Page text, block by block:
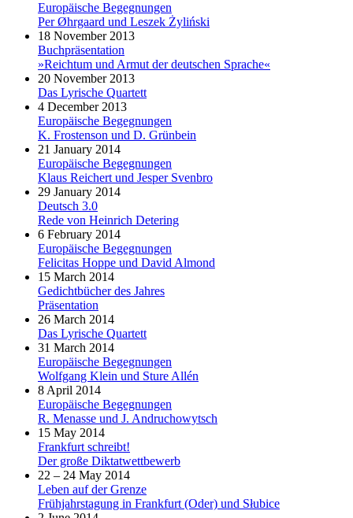
Europäische Begegnungen
Per Øhrgaard und Leszek Żyliński
18 November 2013
Buchpräsentation
»Reichtum und Armut der deutschen Sprache«
20 November 2013
Das Lyrische Quartett
4 December 2013
Europäische Begegnungen
K. Frostenson und D. Grünbein
21 January 2014
Europäische Begegnungen
Klaus Reichert und Jesper Svenbro
29 January 2014
Deutsch 3.0
Rede von Heinrich Detering
6 February 2014
Europäische Begegnungen
Felicitas Hoppe und David Almond
15 March 2014
Gedichtbücher des Jahres
Präsentation
26 March 2014
Das Lyrische Quartett
31 March 2014
Europäische Begegnungen
Wolfgang Klein und Sture Allén
8 April 2014
Europäische Begegnungen
R. Menasse und J. Andruchowytsch
15 May 2014
Frankfurt schreibt!
Der große Diktatwettbewerb
22 – 24 May 2014
Leben auf der Grenze
Frühjahrstagung in Frankfurt (Oder) und Słubice